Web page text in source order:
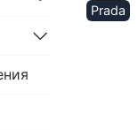
Prada